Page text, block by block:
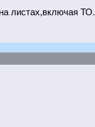
листах,включая ТО.